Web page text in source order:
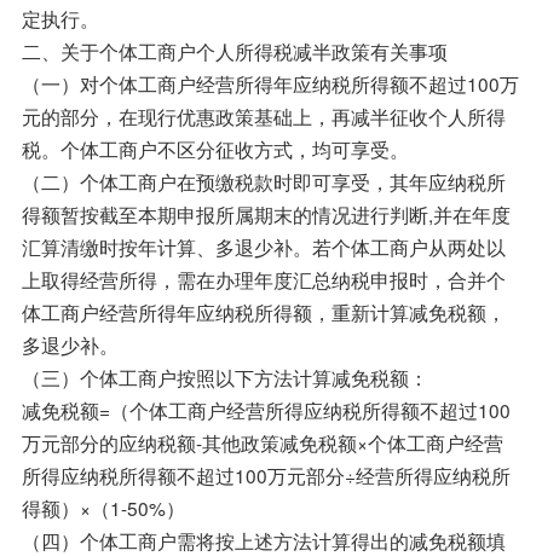
定执行。
二、关于个体工商户个人所得税减半政策有关事项
（一）对个体工商户经营所得年应纳税所得额不超过100万
元的部分，在现行优惠政策基础上，再减半征收个人所得
税。个体工商户不区分征收方式，均可享受。
（二）个体工商户在预缴税款时即可享受，其年应纳税所
得额暂按截至本期申报所属期末的情况进行判断,并在年度
汇算清缴时按年计算、多退少补。若个体工商户从两处以
上取得经营所得，需在办理年度汇总纳税申报时，合并个
体工商户经营所得年应纳税所得额，重新计算减免税额，
多退少补。
（三）个体工商户按照以下方法计算减免税额：
减免税额=（个体工商户经营所得应纳税所得额不超过100
万元部分的应纳税额-其他政策减免税额×个体工商户经营
所得应纳税所得额不超过100万元部分÷经营所得应纳税所
得额）×（1-50%）
（四）个体工商户需将按上述方法计算得出的减免税额填